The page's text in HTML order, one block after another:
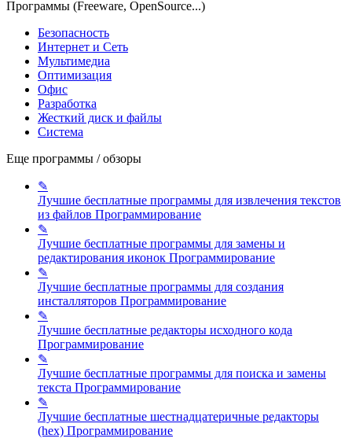
Программы (Freeware, OpenSource...)
Безопасность
Интернет и Сеть
Мультимедиа
Оптимизация
Офис
Разработка
Жесткий диск и файлы
Система
Еще программы / обзоры
✎
Лучшие бесплатные программы для извлечения текстов
из файлов Программирование
✎
Лучшие бесплатные программы для замены и
редактирования иконок Программирование
✎
Лучшие бесплатные программы для создания
инсталляторов Программирование
✎
Лучшие бесплатные редакторы исходного кода
Программирование
✎
Лучшие бесплатные программы для поиска и замены
текста Программирование
✎
Лучшие бесплатные шестнадцатеричные редакторы
(hex) Программирование